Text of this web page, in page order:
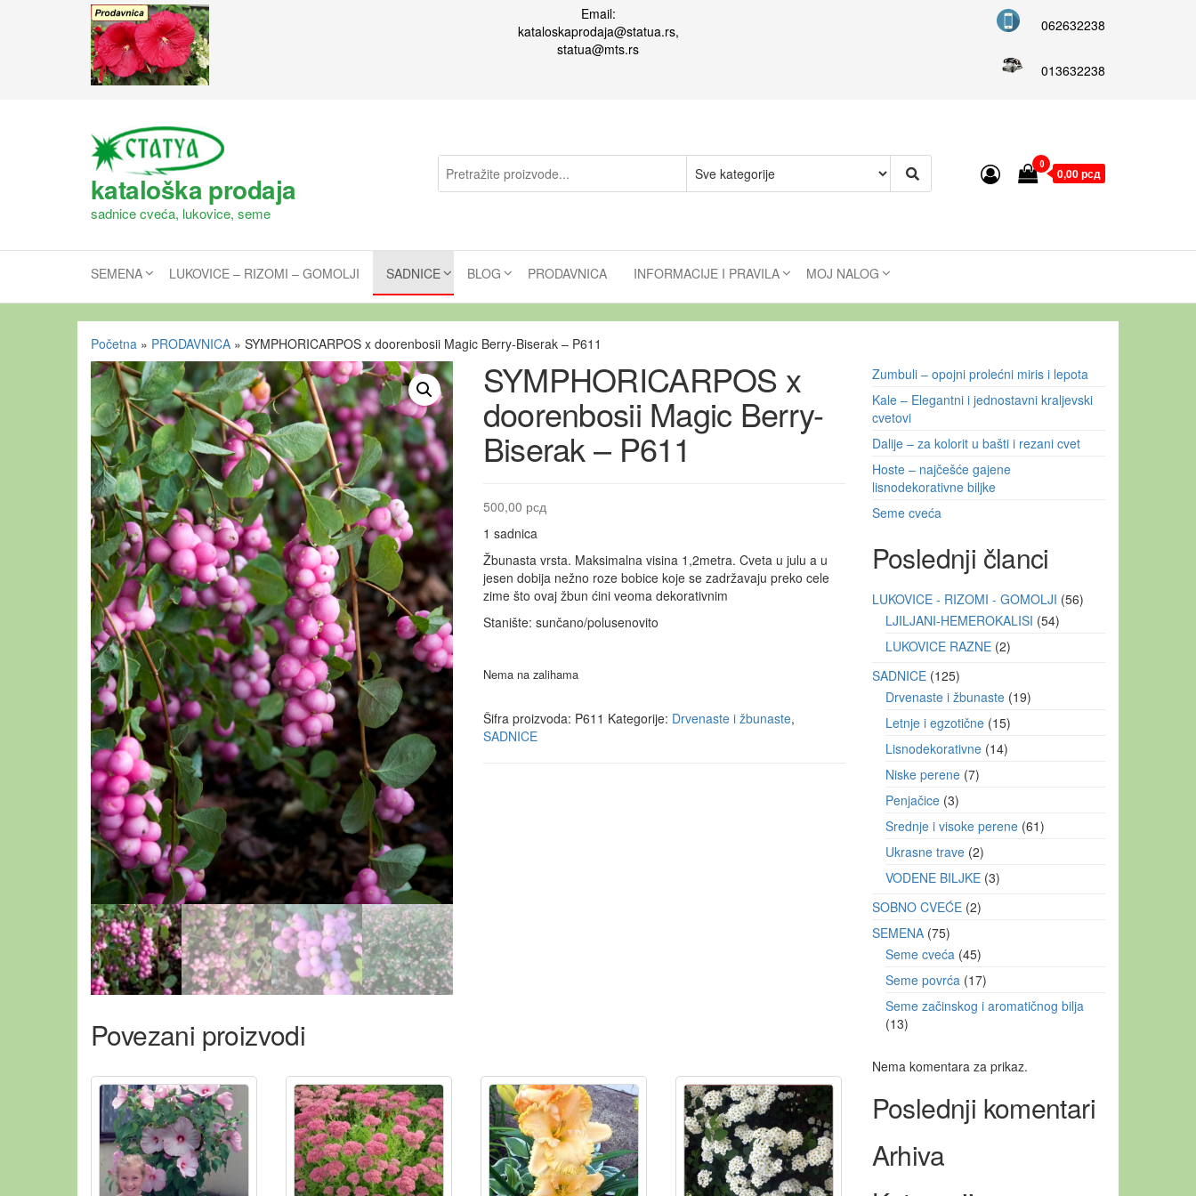
Email:
kataloskaprodaja@statua.rs,
statua@mts.rs
062632238
013632238
kataloška prodaja
sadnice cveća, lukovice, seme
0
0,00 рсд
SEMENA LUKOVICE – RIZOMI – GOMOLJI SADNICE BLOG PRODAVNICA INFORMACIJE I PRAVILA MOJ NALOG
Početna » PRODAVNICA » SYMPHORICARPOS x doorenbosii Magic Berry-Biserak – P611
SYMPHORICARPOS x
doorenbosii Magic Berry-
Biserak – P611
500,00 рсд
1 sadnica
Žbunasta vrsta. Maksimalna visina 1,2metra. Cveta u julu a u
jesen dobija nežno roze bobice koje se zadržavaju preko cele
zime što ovaj žbun ćini veoma dekorativnim
Stanište: sunčano/polusenovito
Nema na zalihama
Šifra proizvoda: P611 Kategorije: Drvenaste i žbunaste,
SADNICE
Povezani proizvodi
Zumbuli – opojni prolećni miris i lepota
Kale – Elegantni i jednostavni kraljevski
cvetovi
Dalije – za kolorit u bašti i rezani cvet
Hoste – najčešće gajene
lisnodekorativne biljke
Seme cveća
Poslednji članci
LUKOVICE - RIZOMI - GOMOLJI 56
LJILJANI-HEMEROKALISI 54
LUKOVICE RAZNE 2
SADNICE 125
Drvenaste i žbunaste 19
Letnje i egzotične 15
Lisnodekorativne 14
Niske perene 7
Penjačice 3
Srednje i visoke perene 61
Ukrasne trave 2
VODENE BILJKE 3
SOBNO CVEĆE 2
SEMENA 75
Seme cveća 45
Seme povrća 17
Seme začinskog i aromatičnog bilja
13
Nema komentara za prikaz.
Poslednji komentari
Arhiva